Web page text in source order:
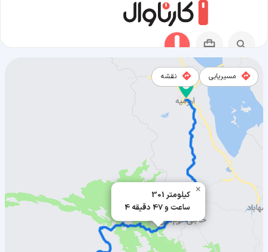
301 کیلومتر
4 ساعت و 47 دقیقه
×
مسیریابی نقشه
مسیر اربیل به ارومیه